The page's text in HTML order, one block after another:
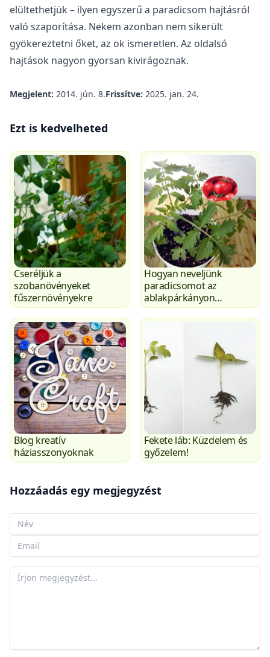
elültethetjük – ilyen egyszerű a paradicsom hajtásról
való szaporítása. Nekem azonban nem sikerült
gyökereztetni őket, az ok ismeretlen. Az oldalsó
hajtások nagyon gyorsan kivirágoznak.
Megjelent: 2014. jún. 8.Frissítve: 2025. jan. 24.
Ezt is kedvelheted
Cseréljük a
szobanövényeket
fűszernövényekre
Hogyan neveljünk
paradicsomot az
ablakpárkányon
cserépben
Blog kreatív
háziasszonyoknak
Fekete láb: Küzdelem és
győzelem!
Hozzáadás egy megjegyzést
A neved
Az e-mailed
A megjegyzésed